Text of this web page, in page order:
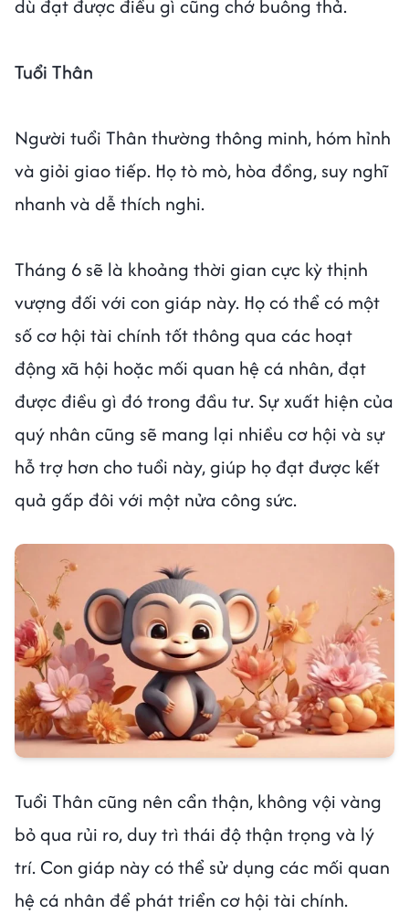
dù đạt được điều gì cũng chớ buông thả.
Tuổi Thân
Người tuổi Thân thường thông minh, hóm hỉnh
và giỏi giao tiếp. Họ tò mò, hòa đồng, suy nghĩ
nhanh và dễ thích nghi.
Tháng 6 sẽ là khoảng thời gian cực kỳ thịnh
vượng đối với con giáp này. Họ có thể có một
số cơ hội tài chính tốt thông qua các hoạt
động xã hội hoặc mối quan hệ cá nhân, đạt
được điều gì đó trong đầu tư. Sự xuất hiện của
quý nhân cũng sẽ mang lại nhiều cơ hội và sự
hỗ trợ hơn cho tuổi này, giúp họ đạt được kết
quả gấp đôi với một nửa công sức.
Tuổi Thân cũng nên cẩn thận, không vội vàng
bỏ qua rủi ro, duy trì thái độ thận trọng và lý
trí. Con giáp này có thể sử dụng các mối quan
hệ cá nhân để phát triển cơ hội tài chính.